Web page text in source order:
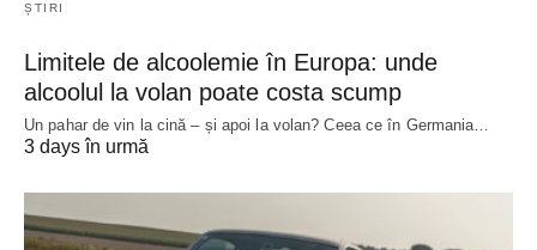
ȘTIRI
Limitele de alcoolemie în Europa: unde
alcoolul la volan poate costa scump
Un pahar de vin la cină – și apoi la volan? Ceea ce în Germania…
3 days în urmă